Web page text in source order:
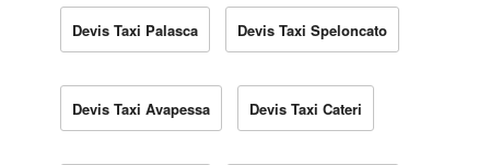
Devis Taxi Palasca Devis Taxi Speloncato
Devis Taxi Avapessa Devis Taxi Cateri